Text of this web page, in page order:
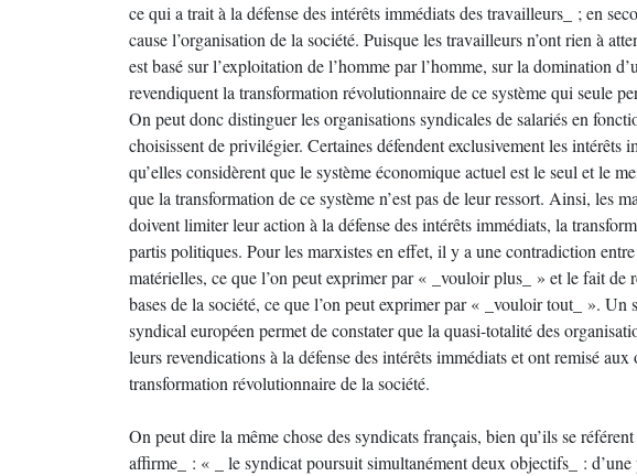
ce qui a trait à la défense des intérêts immédiats des travailleurs_ ; en
cause l’organisation de la société. Puisque les travailleurs n’ont rien à
est basé sur l’exploitation de l’homme par l’homme, sur la domination
revendiquent la transformation révolutionnaire de ce système qui seule
On peut donc distinguer les organisations syndicales de salariés en
choisissent de privilégier. Certaines défendent exclusivement les intérêts
qu’elles considèrent que le système économique actuel est le seul et le
que la transformation de ce système n’est pas de leur ressort. Ainsi, les
doivent limiter leur action à la défense des intérêts immédiats, la
partis politiques. Pour les marxistes en effet, il y a une contradiction
matérielles, ce que l’on peut exprimer par « _vouloir plus_ » et le fait de
bases de la société, ce que l’on peut exprimer par « _vouloir tout_ ».
syndical européen permet de constater que la quasi-totalité des
leurs revendications à la défense des intérêts immédiats et ont remisé
transformation révolutionnaire de la société.
On peut dire la même chose des syndicats français, bien qu’ils se
affirme_ : « _ le syndicat poursuit simultanément deux objectifs_ : d’une